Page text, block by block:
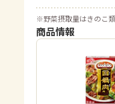
※野菜摂取量はきのこ
商品情報
「